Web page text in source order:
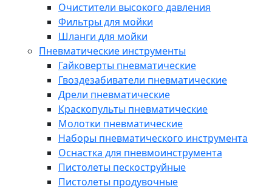
Очистители высокого давления
Фильтры для мойки
Шланги для мойки
Пневматические инструменты
Гайковерты пневматические
Гвоздезабиватели пневматические
Дрели пневматические
Краскопульты пневматические
Молотки пневматические
Наборы пневматического инструмента
Оснастка для пневмоинструмента
Пистолеты пескоструйные
Пистолеты продувочные